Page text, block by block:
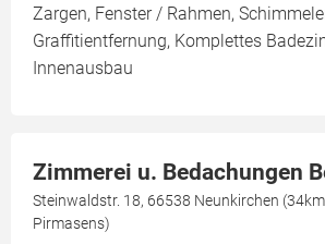
Zargen, Fenster / Rahmen,
Graffitientfernung, Komplettes
Innenausbau
Zimmerei u. Bedachungen
Steinwaldstr. 18, 66538 Neunkirchen
Pirmasens)